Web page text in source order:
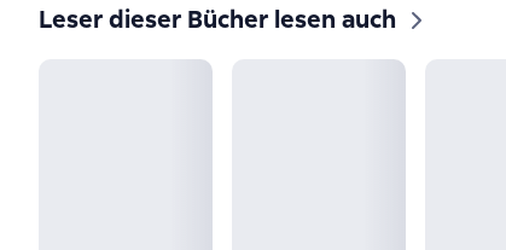
Leser dieser Bücher lesen auch